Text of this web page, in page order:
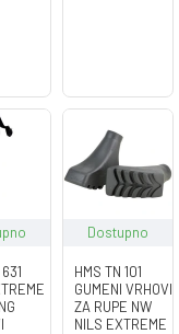
Dostupno
HMS TN 101
GUMENI VRHOVI
ZA RUPE NW
NILS EXTREME